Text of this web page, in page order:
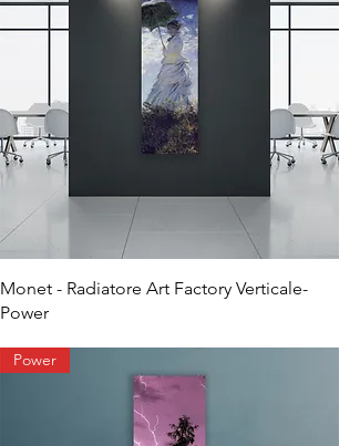
Monet - Radiatore Art Factory Verticale-
Power
Power